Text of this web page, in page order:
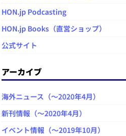
HON.jp Podcasting
HON.jp Books（直営ショップ）
公式サイト
アーカイブ
海外ニュース（～2020年4月）
新刊情報（～2020年4月）
イベント情報（～2019年10月）